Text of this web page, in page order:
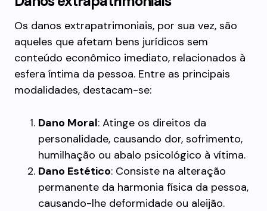
Os danos extrapatrimoniais, por sua vez, são
aqueles que afetam bens jurídicos sem
conteúdo econômico imediato, relacionados à
esfera íntima da pessoa. Entre as principais
modalidades, destacam-se:
Dano Moral: Atinge os direitos da
personalidade, causando dor, sofrimento,
humilhação ou abalo psicológico à vítima.
Dano Estético: Consiste na alteração
permanente da harmonia física da pessoa,
causando-lhe deformidade ou aleijão.